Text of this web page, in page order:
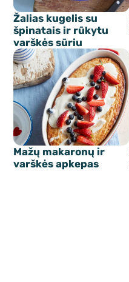
Žalias kugelis su
špinatais ir rūkytu
varškės sūriu
Mažų makaronų ir
varškės apkepas